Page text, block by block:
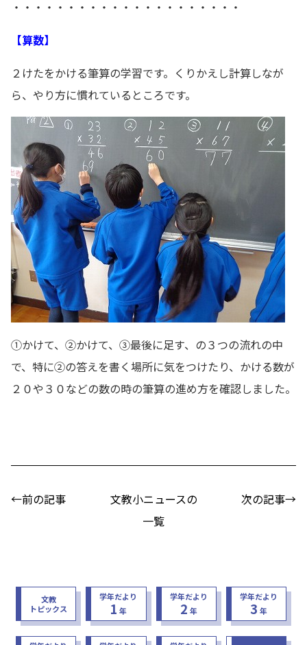
・・・・・・・・・・・・・・・・・・・・・
【算数】
２けたをかける筆算の学習です。くりかえし計算しなが
ら、やり方に慣れているところです。
①かけて、②かけて、③最後に足す、の３つの流れの中
で、特に②の答えを書く場所に気をつけたり、かける数が
２０や３０などの数の時の筆算の進め方を確認しました。
←前の記事
文教小ニュースの
一覧
次の記事→
文教
トピックス
学年だより
1 年
学年だより
2 年
学年だより
3 年